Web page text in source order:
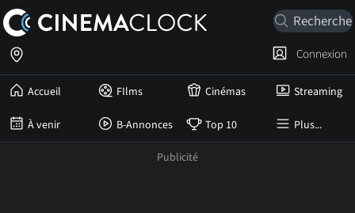
Accueil FIlms Cinémas Streaming
À venir B-Annonces Top 10 Plus...
Connexion